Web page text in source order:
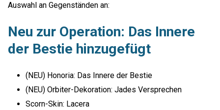
Auswahl an Gegenständen an:
Neu zur Operation: Das Innere
der Bestie hinzugefügt
(NEU) Honoria: Das Innere der Bestie
(NEU) Orbiter-Dekoration: Jades Versprechen
Scorn-Skin: Lacera